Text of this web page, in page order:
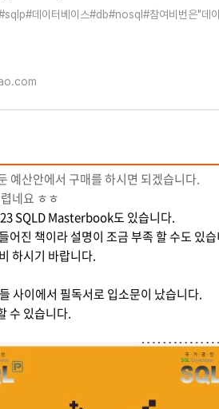
데이터베이스#db#nosql#참여비번은"데이
예산안에서 구매를 하시면 되겠습니다.
네요 ㅎㅎ
SQLD Masterbook도 있습니다.
어진 책이라 설명이 조금 부족 할 수도 있
하시기 바랍니다.
사이에서 필독서로 입소문이 났습니다.
수 있습니다.